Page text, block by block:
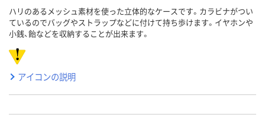
ハリのあるメッシュ素材を使った立体的なケースです。カラビナがつい
ているのでバッグやストラップなどに付けて持ち歩けます。イヤホンや
小銭、飴などを収納することが出来ます。
アイコンの説明